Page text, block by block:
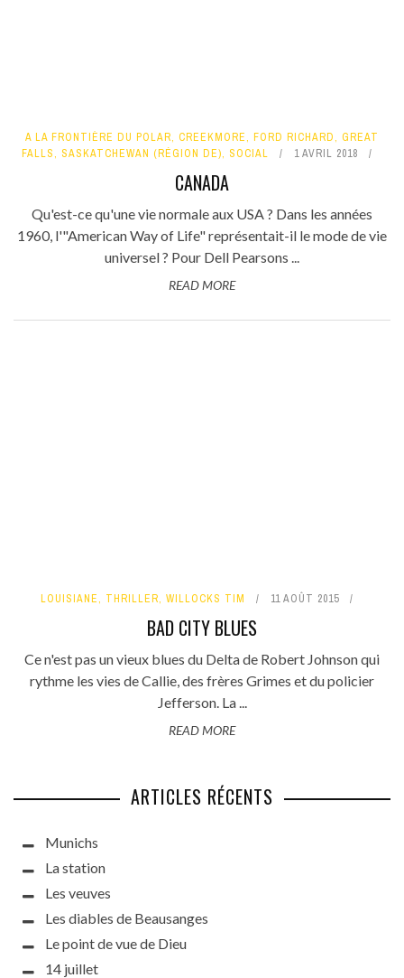
A LA FRONTIÈRE DU POLAR, CREEKMORE, FORD RICHARD, GREAT
FALLS, SASKATCHEWAN (RÉGION DE), SOCIAL 1 AVRIL 2018
CANADA
Qu'est-ce qu'une vie normale aux USA ? Dans les années
1960, l'"American Way of Life" représentait-il le mode de vie
universel ? Pour Dell Pearsons ...
READ MORE
LOUISIANE, THRILLER, WILLOCKS TIM 11 AOÛT 2015
BAD CITY BLUES
Ce n'est pas un vieux blues du Delta de Robert Johnson qui
rythme les vies de Callie, des frères Grimes et du policier
Jefferson. La ...
READ MORE
ARTICLES RÉCENTS
Munichs
La station
Les veuves
Les diables de Beausanges
Le point de vue de Dieu
14 juillet